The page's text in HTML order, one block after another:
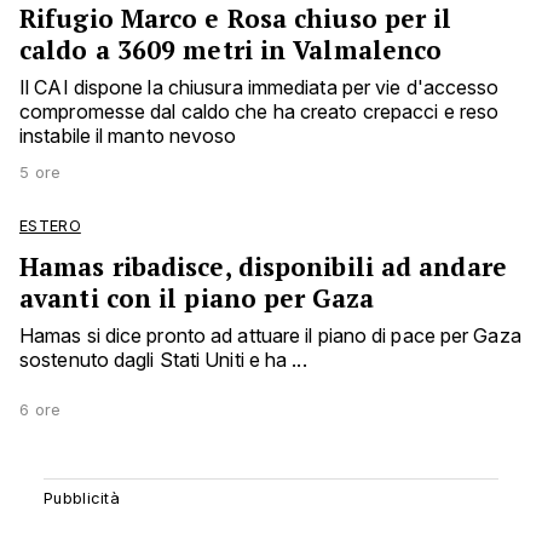
Rifugio Marco e Rosa chiuso per il
caldo a 3609 metri in Valmalenco
Il CAI dispone la chiusura immediata per vie d'accesso
compromesse dal caldo che ha creato crepacci e reso
instabile il manto nevoso
5 ore
ESTERO
Hamas ribadisce, disponibili ad andare
avanti con il piano per Gaza
Hamas si dice pronto ad attuare il piano di pace per Gaza
sostenuto dagli Stati Uniti e ha ...
6 ore